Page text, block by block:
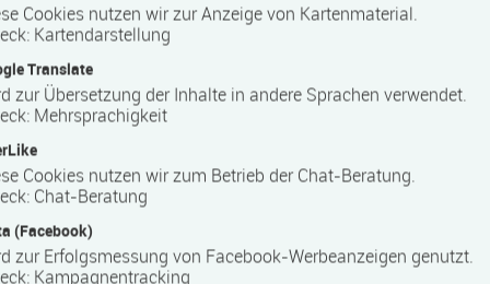
der sich auf berufliche Weiterbildung und
das Unternehmen Arbeitssuchende und Berufstätige
Neuorientierung. COMCAVE ist bundesweit an
Inhalte, um die Teilnehmenden optimal auf die
in zahlreichen Berufsfeldern und richtet sich an
Bereich werden unter anderem kaufmännische,
Cookies nutzen wir zur Anzeige von Kartenmaterial.
: Kartendarstellung
Translate
zur Übersetzung der Inhalte in andere Sprachen verwendet.
: Mehrsprachigkeit
Cookies nutzen wir zum Betrieb der Chat-Beratung.
: Chat-Beratung
(Facebook)
zur Erfolgsmessung von Facebook-Werbeanzeigen genutzt.
: Kampagnentracking